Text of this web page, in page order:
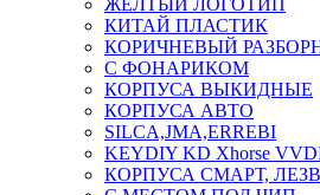
ЖЕЛТЫЙ ЛОГОТИП
КИТАЙ ПЛАСТИК
КОРИЧНЕВЫЙ
С ФОНАРИКОМ
КОРПУСА ВЫКИДНЫЕ
КОРПУСА АВТО
SILCA,JMA,ERREBI
KEYDIY KD Xhorse
КОРПУСА СМАРТ,